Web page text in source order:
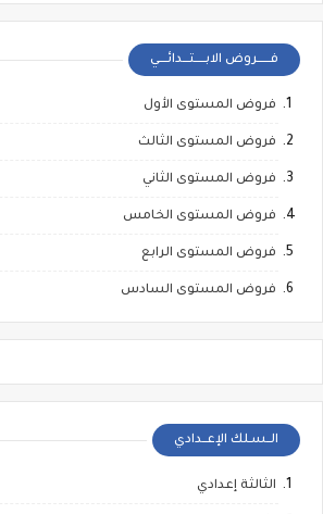
فــــــروض الابـــــتـــدائــــي
فروض المستوى الأول
فروض المستوى الثالث
فروض المستوى الثاني
فروض المستوى الخامس
فروض المستوى الرابع
فروض المستوى السادس
الــسـلك الإعــدادي
الثالثة إعدادي